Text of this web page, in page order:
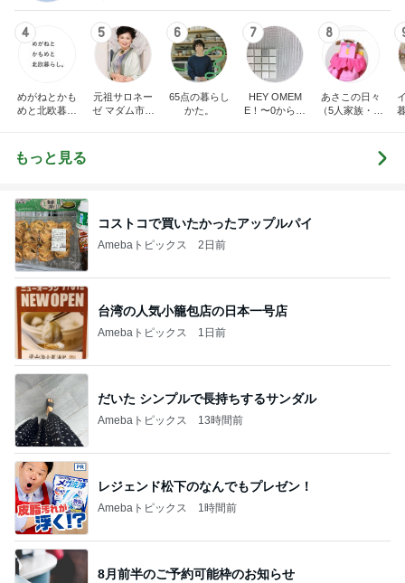
4
めがねとかも
めと北欧暮ら
5
元祖サロネー
ゼ マダム市川
6
65点の暮らし
かた。
7
HEY OMEM
E！〜0からの
8
あさこの日々
（5人家族・投
もっと見る
コストコで買いたかったアップルパイ
Amebaトピックス 2日前
台湾の人気小籠包店の日本一号店
Amebaトピックス 1日前
だいた シンプルで長持ちするサンダル
Amebaトピックス 13時間前
レジェンド松下のなんでもプレゼン！
Amebaトピックス 1時間前
8月前半のご予約可能枠のお知らせ